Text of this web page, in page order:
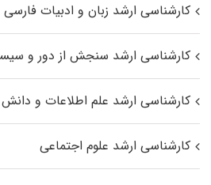
کارشناسی ارشد زبان و ادبیات فارسی
کارشناسی ارشد سنجش از دور و
کارشناسی ارشد علم اطلاعات و
کارشناسی ارشد علوم اجتماعی